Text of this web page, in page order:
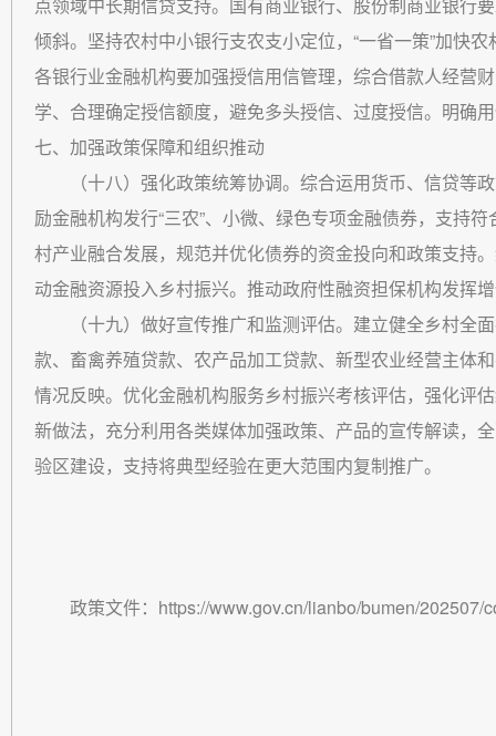
倾斜。坚持农村中小银行支农支小定位，“一省一策”加快
各银行业金融机构要加强授信用信管理，综合借款人经营
学、合理确定授信额度，避免多头授信、过度授信。明确
七、加强政策保障和组织推动
（十八）强化政策统筹协调。综合运用货币、信贷等
励金融机构发行“三农”、小微、绿色专项金融债券，支持
村产业融合发展，规范并优化债券的资金投向和政策支持
动金融资源投入乡村振兴。推动政府性融资担保机构发挥
（十九）做好宣传推广和监测评估。建立健全乡村全
款、畜禽养殖贷款、农产品加工贷款、新型农业经营主体
情况反映。优化金融机构服务乡村振兴考核评估，强化评
新做法，充分利用各类媒体加强政策、产品的宣传解读，
验区建设，支持将典型经验在更大范围内复制推广。
政策文件：https://www.gov.cn/lianbo/bumen/202507/